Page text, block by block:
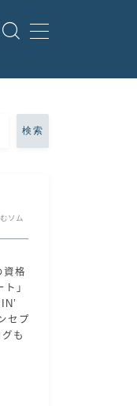
検索
ソム
格
」
セプ
も